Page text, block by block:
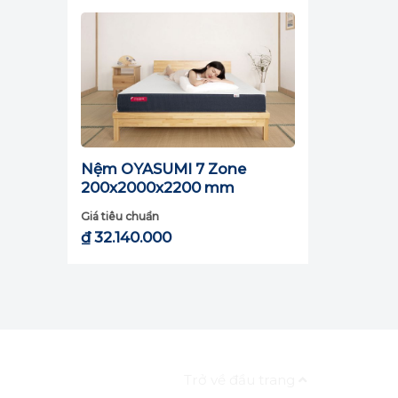
Nệm OYASUMI 7 Zone
200x2000x2200 mm
Giá tiêu chuẩn
₫32.140.000